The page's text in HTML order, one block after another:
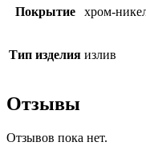
Покрытие хром-
Тип изделия излив
Отзывы
Отзывов пока нет.